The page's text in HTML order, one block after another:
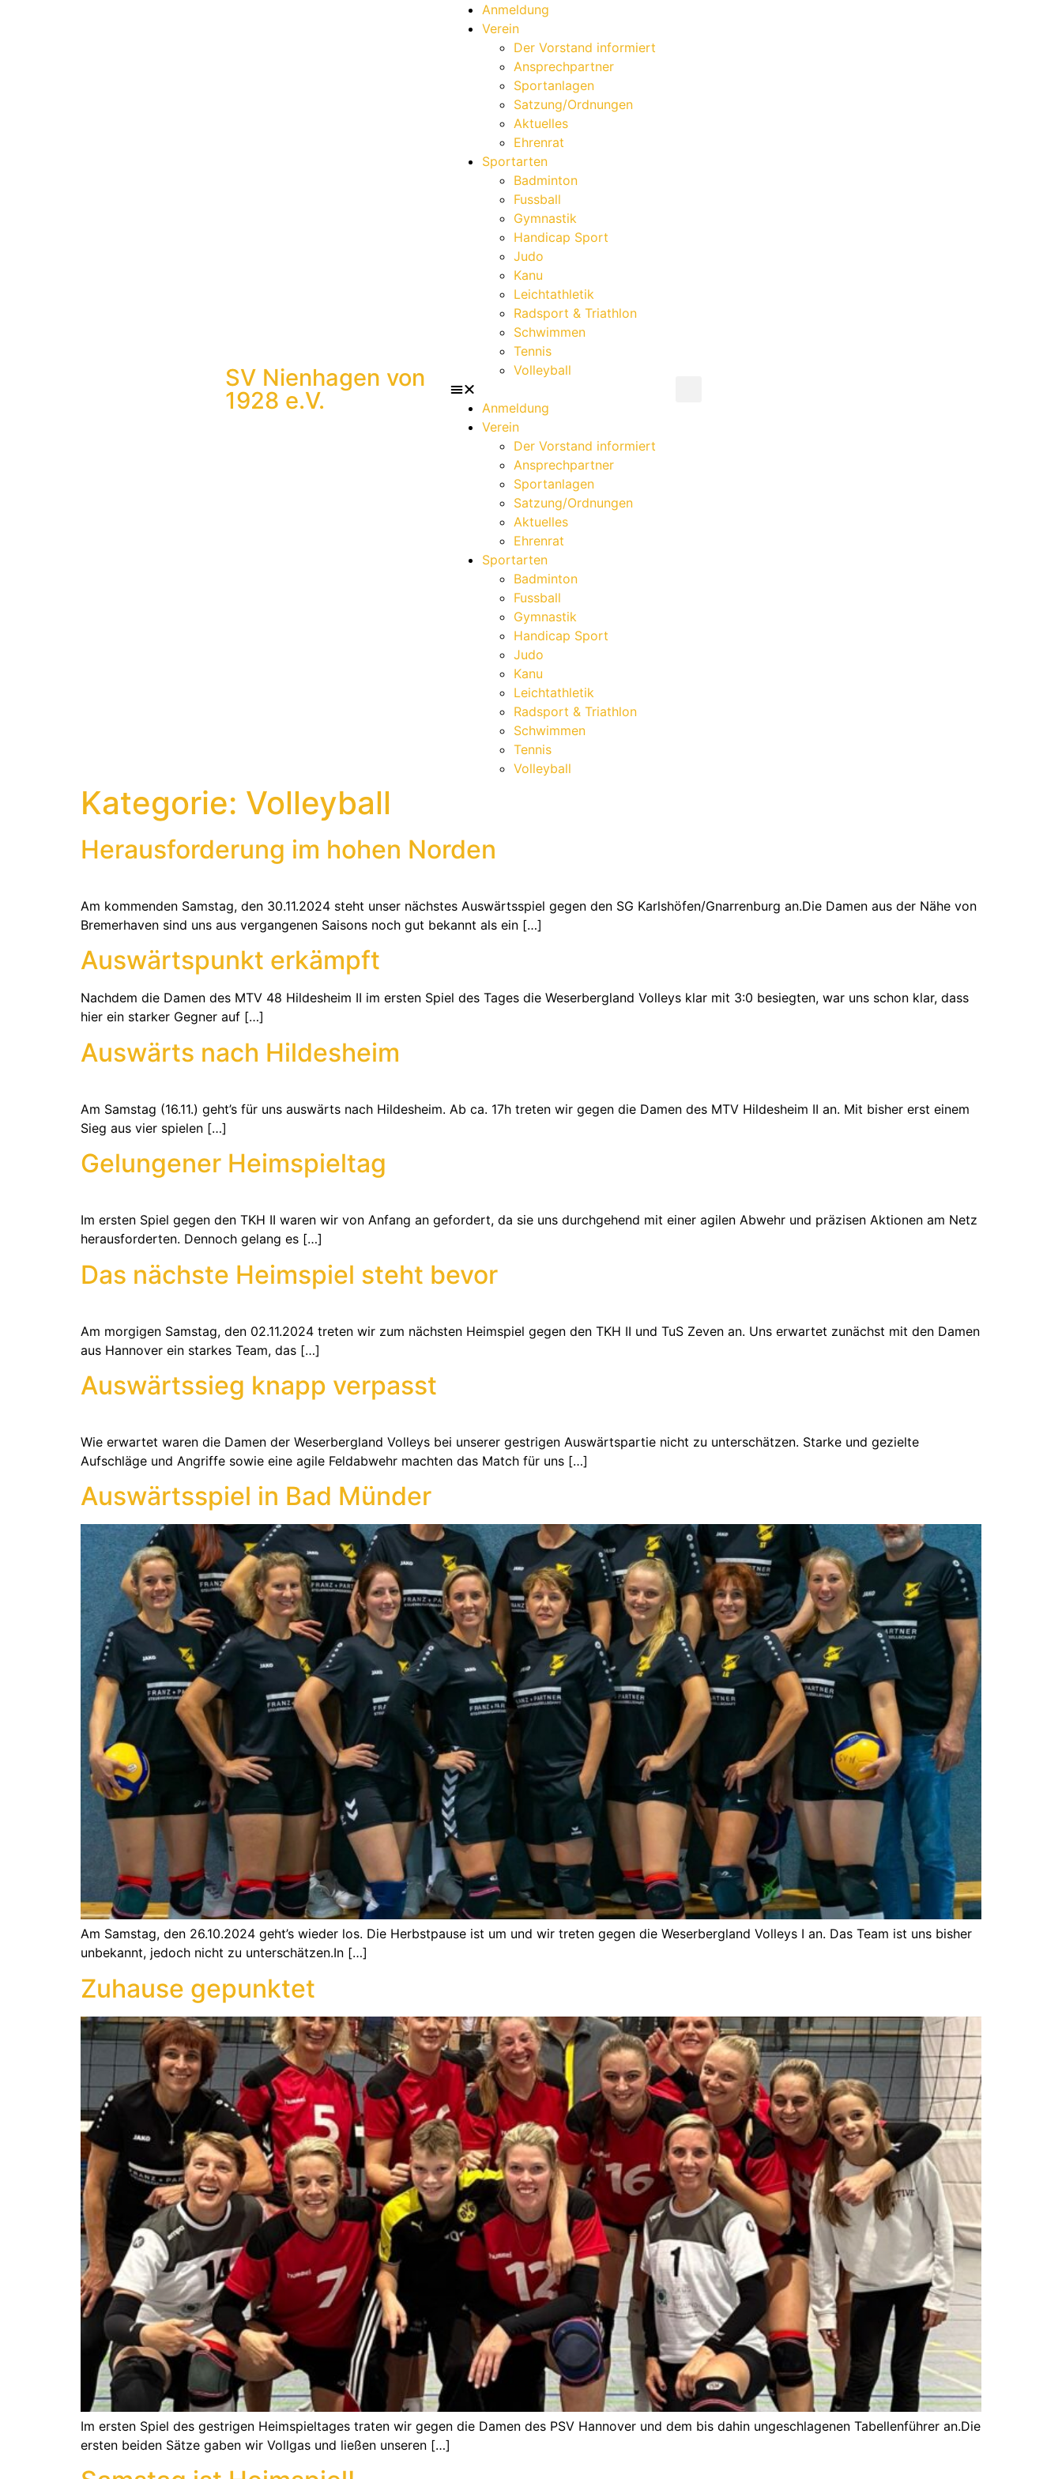
SV Nienhagen von
1928 e.V.
Anmeldung
Verein
Der Vorstand informiert
Ansprechpartner
Sportanlagen
Satzung/Ordnungen
Aktuelles
Ehrenrat
Sportarten
Badminton
Fussball
Gymnastik
Handicap Sport
Judo
Kanu
Leichtathletik
Radsport & Triathlon
Schwimmen
Tennis
Volleyball
Anmeldung
Verein
Der Vorstand informiert
Ansprechpartner
Sportanlagen
Satzung/Ordnungen
Aktuelles
Ehrenrat
Sportarten
Badminton
Fussball
Gymnastik
Handicap Sport
Judo
Kanu
Leichtathletik
Radsport & Triathlon
Schwimmen
Tennis
Volleyball
Kategorie: Volleyball
Herausforderung im hohen Norden
Am kommenden Samstag, den 30.11.2024 steht unser nächstes Auswärtsspiel gegen den SG Karlshöfen/Gnarrenburg an.Die Damen aus der Nähe von
Bremerhaven sind uns aus vergangenen Saisons noch gut bekannt als ein […]
Auswärtspunkt erkämpft
Nachdem die Damen des MTV 48 Hildesheim II im ersten Spiel des Tages die Weserbergland Volleys klar mit 3:0 besiegten, war uns schon klar, dass
hier ein starker Gegner auf […]
Auswärts nach Hildesheim
Am Samstag (16.11.) geht’s für uns auswärts nach Hildesheim. Ab ca. 17h treten wir gegen die Damen des MTV Hildesheim II an. Mit bisher erst einem
Sieg aus vier spielen […]
Gelungener Heimspieltag
Im ersten Spiel gegen den TKH II waren wir von Anfang an gefordert, da sie uns durchgehend mit einer agilen Abwehr und präzisen Aktionen am Netz
herausforderten. Dennoch gelang es […]
Das nächste Heimspiel steht bevor
Am morgigen Samstag, den 02.11.2024 treten wir zum nächsten Heimspiel gegen den TKH II und TuS Zeven an. Uns erwartet zunächst mit den Damen
aus Hannover ein starkes Team, das […]
Auswärtssieg knapp verpasst
Wie erwartet waren die Damen der Weserbergland Volleys bei unserer gestrigen Auswärtspartie nicht zu unterschätzen. Starke und gezielte
Aufschläge und Angriffe sowie eine agile Feldabwehr machten das Match für uns […]
Auswärtsspiel in Bad Münder
Am Samstag, den 26.10.2024 geht’s wieder los. Die Herbstpause ist um und wir treten gegen die Weserbergland Volleys I an. Das Team ist uns bisher
unbekannt, jedoch nicht zu unterschätzen.In […]
Zuhause gepunktet
Im ersten Spiel des gestrigen Heimspieltages traten wir gegen die Damen des PSV Hannover und dem bis dahin ungeschlagenen Tabellenführer an.Die
ersten beiden Sätze gaben wir Vollgas und ließen unseren […]